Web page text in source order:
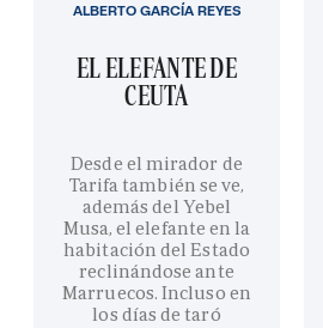
EL ELEFANTE DE
CEUTA
Desde el mirador de
Tarifa también se ve,
además del Yebel
Musa, el elefante en la
habitación del Estado
reclinándose ante
Marruecos. Incluso en
los días de taró
ALBERTO GARCÍA REYES